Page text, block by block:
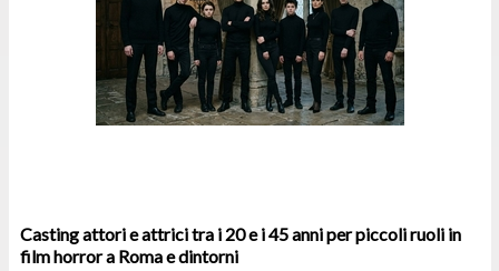
Casting attori e attrici tra i 20 e i 45 anni per piccoli ruoli in
film horror a Roma e dintorni